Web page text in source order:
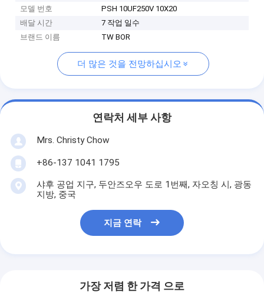
모델 번호
PSH 10UF250V 10X20
배달 시간
7 작업 일수
브랜드 이름
TW BOR
더 많은 것을 전망하십시오
연락처 세부 사항
Mrs. Christy Chow
+86-137 1041 1795
샤후 공업 지구, 두안즈오우 도로 1번째, 자오칭 시, 광동
지방, 중국
지금 연락
가장 저렴 한 가격 으로